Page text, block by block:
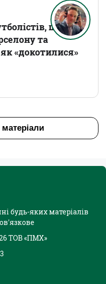
що
та
«докотилися»
матеріали
будь-яких матеріалів
ТОВ «ПМХ»